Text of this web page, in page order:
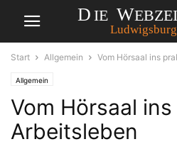
Start Allgemein Vom Hörsaal ins
Allgemein
Vom Hörsaal
Arbeitsleben